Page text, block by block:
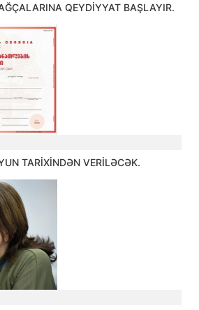
QEYDİYYAT BAŞLAYIR.
TARİXİNDƏN VERİLƏCƏK.